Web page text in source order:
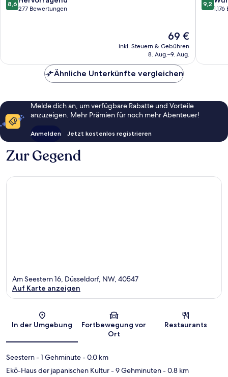
von
8,6
277 Bewertungen
Der
Preis
beträgt
69 €
inkl. Steuern & Gebühren
8. Aug.–9. Aug.
von
9,2
Ähnliche Unterkünfte vergleichen
Melde dich an, um verfügbare Rabatte und Vorteile
anzuzeigen. Mehr Prämien für noch mehr Abenteuer!
Anmelden Jetzt kostenlos registrieren
Zur Gegend
Karte
Am Seestern 16, Düsseldorf, NW, 40547
Auf Karte anzeigen
In der Umgebung
Fortbewegung vor
Ort
Restaurants
Seestern- 1 Gehminute- 0.0 km
Ekō-Haus der japanischen Kultur- 9 Gehminuten- 0.8 km